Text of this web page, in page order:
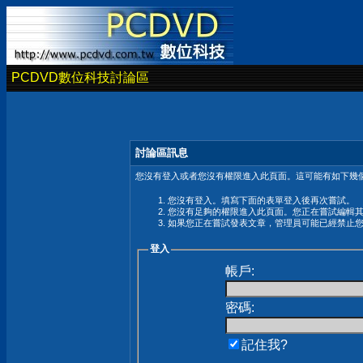
PCDVD數位科技討論區
討論區訊息
您沒有登入或者您沒有權限進入此頁面。這可能有如下幾
您沒有登入。填寫下面的表單登入後再次嘗試。
您沒有足夠的權限進入此頁面。您正在嘗試編輯
如果您正在嘗試發表文章，管理員可能已經禁止
登入
帳戶:
密碼:
記住我?